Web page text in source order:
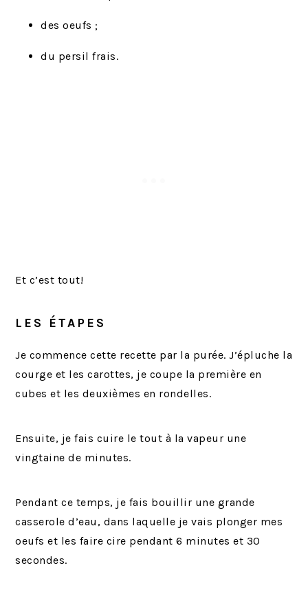
des oeufs ;
du persil frais.
Et c’est tout!
LES ÉTAPES
Je commence cette recette par la purée. J’épluche la
courge et les carottes, je coupe la première en
cubes et les deuxièmes en rondelles.
Ensuite, je fais cuire le tout à la vapeur une
vingtaine de minutes.
Pendant ce temps, je fais bouillir une grande
casserole d’eau, dans laquelle je vais plonger mes
oeufs et les faire cire pendant 6 minutes et 30
secondes.